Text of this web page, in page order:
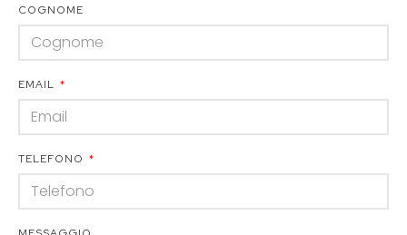
COGNOME
EMAIL
TELEFONO